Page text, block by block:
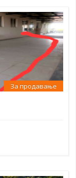
За продавање